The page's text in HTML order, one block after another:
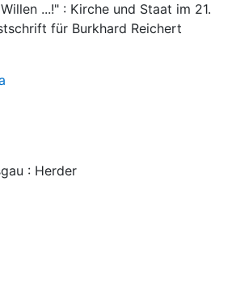
...!" : Kirche und Staat im 21.
für Burkhard Reichert
: Herder